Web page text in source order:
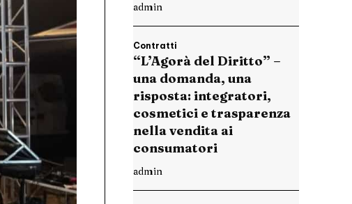
admin
Contratti
“L’Agorà del Diritto” –
una domanda, una
risposta: integratori,
cosmetici e trasparenza
nella vendita ai
consumatori
admin